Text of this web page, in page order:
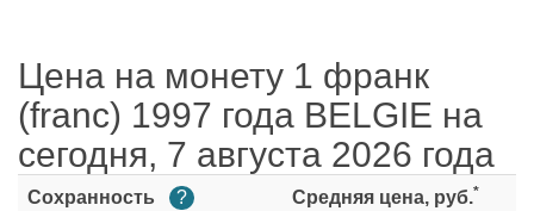
Цена на монету 1 франк
(franc) 1997 года BELGIE на
сегодня, 7 августа 2026 года
Сохранность ? Средняя цена, руб.*